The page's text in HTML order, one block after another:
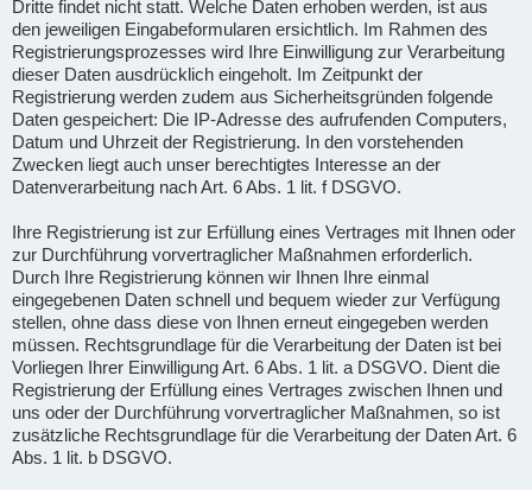
Dritte findet nicht statt. Welche Daten erhoben werden, ist aus
den jeweiligen Eingabeformularen ersichtlich. Im Rahmen des
Registrierungsprozesses wird Ihre Einwilligung zur Verarbeitung
dieser Daten ausdrücklich eingeholt. Im Zeitpunkt der
Registrierung werden zudem aus Sicherheitsgründen folgende
Daten gespeichert: Die IP-Adresse des aufrufenden Computers,
Datum und Uhrzeit der Registrierung. In den vorstehenden
Zwecken liegt auch unser berechtigtes Interesse an der
Datenverarbeitung nach Art. 6 Abs. 1 lit. f DSGVO.
Ihre Registrierung ist zur Erfüllung eines Vertrages mit Ihnen oder
zur Durchführung vorvertraglicher Maßnahmen erforderlich.
Durch Ihre Registrierung können wir Ihnen Ihre einmal
eingegebenen Daten schnell und bequem wieder zur Verfügung
stellen, ohne dass diese von Ihnen erneut eingegeben werden
müssen. Rechtsgrundlage für die Verarbeitung der Daten ist bei
Vorliegen Ihrer Einwilligung Art. 6 Abs. 1 lit. a DSGVO. Dient die
Registrierung der Erfüllung eines Vertrages zwischen Ihnen und
uns oder der Durchführung vorvertraglicher Maßnahmen, so ist
zusätzliche Rechtsgrundlage für die Verarbeitung der Daten Art. 6
Abs. 1 lit. b DSGVO.